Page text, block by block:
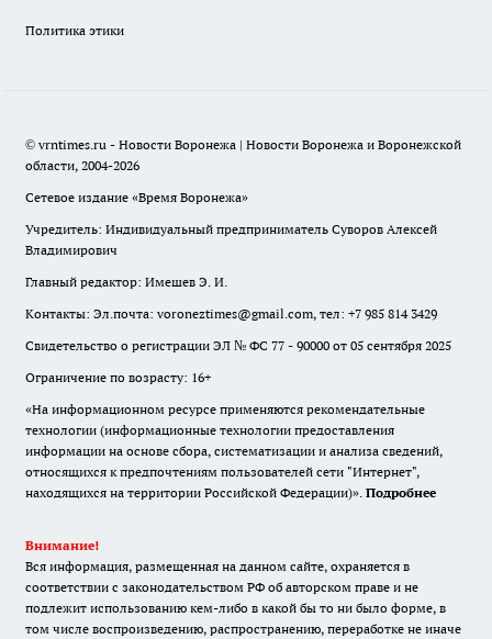
Политика этики
© vrntimes.ru - Новости Воронежа | Новости Воронежа и Воронежской
области, 2004-2026
Сетевое издание «Время Воронежа»
Учредитель: Индивидуальный предприниматель Суворов Алексей
Владимирович
Главный редактор: Имешев Э. И.
Контакты: Эл.почта: voroneztimes@gmail.com, тел: +7 985 814 3429
Свидетельство о регистрации ЭЛ № ФС 77 - 90000 от 05 сентября 2025
Ограничение по возрасту: 16+
«На информационном ресурсе применяются рекомендательные
технологии (информационные технологии предоставления
информации на основе сбора, систематизации и анализа сведений,
относящихся к предпочтениям пользователей сети "Интернет",
находящихся на территории Российской Федерации)». Подробнее
Внимание!
Вся информация, размещенная на данном сайте, охраняется в
соответствии с законодательством РФ об авторском праве и не
подлежит использованию кем-либо в какой бы то ни было форме, в
том числе воспроизведению, распространению, переработке не иначе